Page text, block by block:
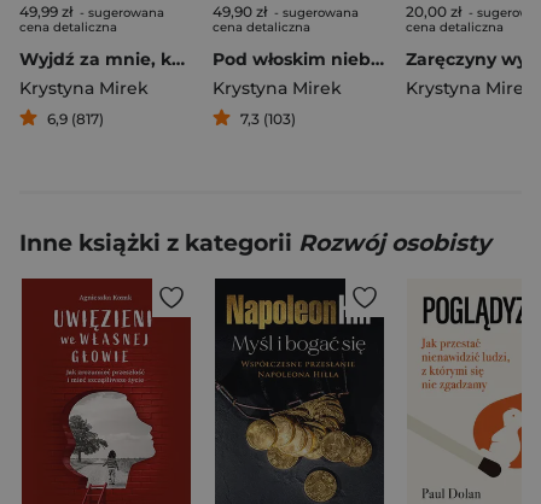
49,99 zł - sugerowana
cena detaliczna
Wyjdź za mnie, kochanie
Krystyna Mirek
6,9 (817)
49,90 zł - sugerowana
cena detaliczna
Pod włoskim niebem
Krystyna Mirek
7,3 (103)
20,00 zł -
cena detaliczna
Krystyna Mirek
Inne książki z kategorii Rozwój osobisty